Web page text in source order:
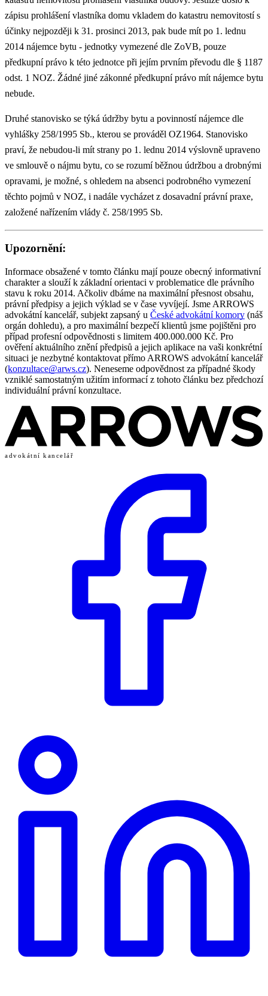
zápisu prohlášení vlastníka domu vkladem do katastru nemovitostí s
účinky nejpozději k 31. prosinci 2013, pak bude mít po 1. lednu
2014 nájemce bytu - jednotky vymezené dle ZoVB, pouze
předkupní právo k této jednotce při jejím prvním převodu dle § 1187
odst. 1 NOZ. Žádné jiné zákonné předkupní právo mít nájemce bytu
nebude.
Druhé stanovisko se týká údržby bytu a povinností nájemce dle
vyhlášky 258/1995 Sb., kterou se prováděl OZ1964. Stanovisko
praví, že nebudou-li mít strany po 1. lednu 2014 výslovně upraveno
ve smlouvě o nájmu bytu, co se rozumí běžnou údržbou a drobnými
opravami, je možné, s ohledem na absenci podrobného vymezení
těchto pojmů v NOZ, i nadále vycházet z dosavadní právní praxe,
založené nařízením vlády č. 258/1995 Sb.
Upozornění:
Informace obsažené v tomto článku mají pouze obecný informativní
charakter a slouží k základní orientaci v problematice dle právního
stavu k roku 2014. Ačkoliv dbáme na maximální přesnost obsahu,
právní předpisy a jejich výklad se v čase vyvíjejí. Jsme ARROWS
advokátní kancelář, subjekt zapsaný u České advokátní komory (náš
orgán dohledu), a pro maximální bezpečí klientů jsme pojištěni pro
případ profesní odpovědnosti s limitem 400.000.000 Kč. Pro
ověření aktuálního znění předpisů a jejich aplikace na vaši konkrétní
situaci je nezbytné kontaktovat přímo ARROWS advokátní kancelář
(konzultace@arws.cz). Neneseme odpovědnost za případné škody
vzniklé samostatným užitím informací z tohoto článku bez předchozí
individuální právní konzultace.
advokátní kancelář